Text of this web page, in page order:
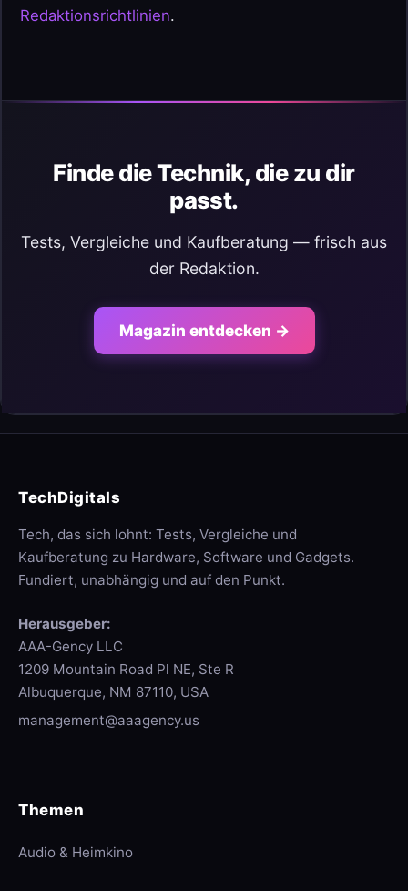
Redaktionsrichtlinien.
Finde die Technik, die zu dir
passt.
Tests, Vergleiche und Kaufberatung — frisch aus
der Redaktion.
Magazin entdecken →
TechDigitals
Tech, das sich lohnt: Tests, Vergleiche und
Kaufberatung zu Hardware, Software und Gadgets.
Fundiert, unabhängig und auf den Punkt.
Herausgeber:
AAA-Gency LLC
1209 Mountain Road Pl NE, Ste R
Albuquerque, NM 87110, USA
management@aaagency.us
Themen
Audio & Heimkino